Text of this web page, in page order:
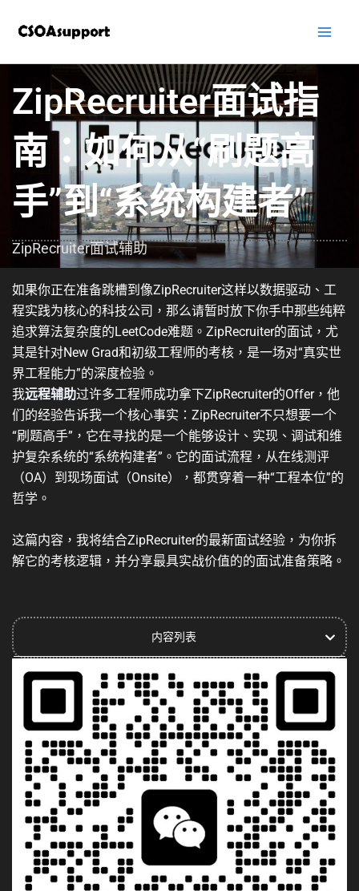
ZipRecruiter面试指
南：如何从“刷题高
手”到“系统构建者”
ZipRecruiter面试辅助
如果你正在准备跳槽到像ZipRecruiter这样以数据驱动、工
程实践为核心的科技公司，那么请暂时放下你手中那些纯粹
追求算法复杂度的LeetCode难题。ZipRecruiter的面试，尤
其是针对New Grad和初级工程师的考核，是一场对“真实世
界工程能力”的深度检验。
我远程辅助过许多工程师成功拿下ZipRecruiter的Offer，他
们的经验告诉我一个核心事实：ZipRecruiter不只想要一个
“刷题高手”，它在寻找的是一个能够设计、实现、调试和维
护复杂系统的“系统构建者”。它的面试流程，从在线测评
（OA）到现场面试（Onsite），都贯穿着一种“工程本位”的
哲学。
这篇内容，我将结合ZipRecruiter的最新面试经验，为你拆
解它的考核逻辑，并分享最具实战价值的的面试准备策略。
内容列表